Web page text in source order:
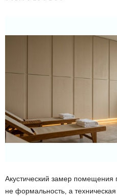
Акустический замер
не формальность, а